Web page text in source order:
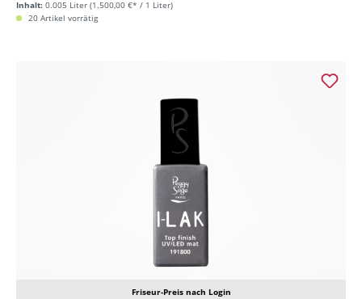
Inhalt: 0.005 Liter (1.500,00 €* / 1 Liter)
20 Artikel vorrätig
Friseur-Preis nach Login